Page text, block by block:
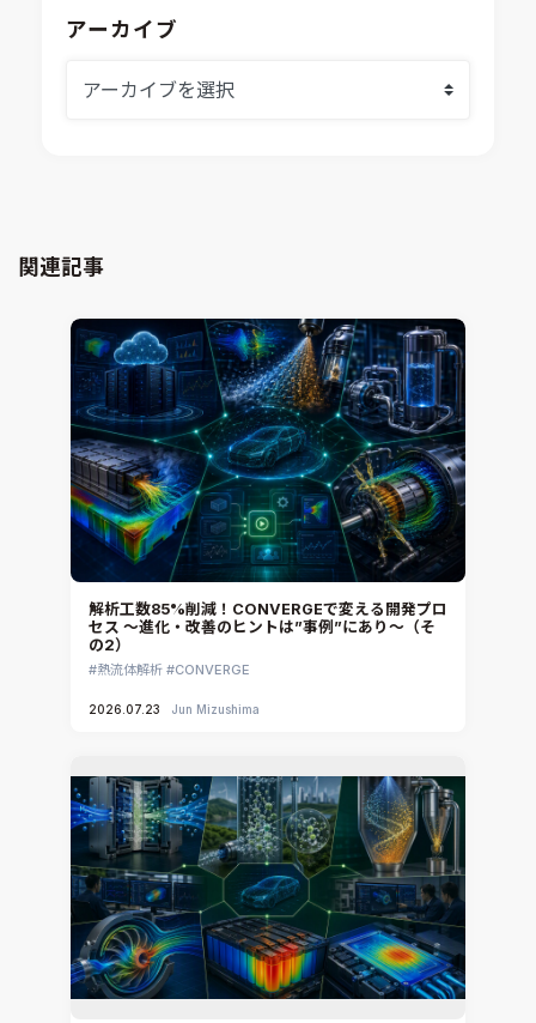
システムシミュレーション
CAD連携・CAE業務支援
MBDプロセス構築コンサルティング
CAEエンジニアリングコンサルティング
音響設計
CAE分野におけるAIコンサルティング
システム構築と開発
modeFRONTIER
Ansys SCADE
Virtual Environment
CONVERGE
iconCFD
SIMULIA Abaqus Unified FEA
Simcenter Flotherm
Simcenter Flotherm XT
Ansys Electronics
DEMITASNX
Simcenter 3D Acoustics
Rocky
CATIA V5 Analysis
3DEXPERIENCE SIMULIA
ennovaCFD
MpCCI
Ansys Granta MI
Ansys Granta Selector
IDAJからのお知らせ
アーカイブ
関連記事
解析工数85%削減！CONVERGEで変える開発プロ
セス ～進化・改善のヒントは”事例”にあり～（そ
の2）
熱流体解析 CONVERGE
2026.07.23 Jun Mizushima